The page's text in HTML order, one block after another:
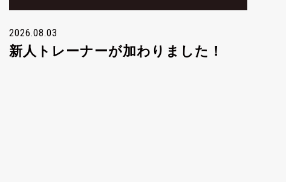
2026.08.03
新人トレーナーが加わりました！